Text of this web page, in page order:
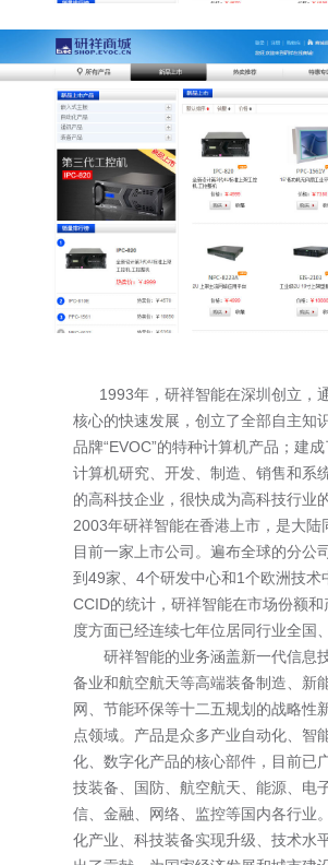
1993年，研祥智能在深圳创立，
核心的快速发展，创立了全部自主知
品牌“EVOC”的特种计算机产品；建
计算机研究、开发、制造、销售和系
的高科技企业，很快成为高科技行业
2003年研祥智能在香港上市，是大陆
目前一家上市公司。遍布全球的分公
到49家、4个研发中心和1个欧洲技术
CCID的统计，研祥智能在市场份额和
度方面已经连续七年位居同行业全国
研祥智能的业务涵盖新一代信息
备业和航空航天等高端装备制造、新
网、节能环保等十二五规划的战略性
点领域。产品是众多产业自动化、智
化、数字化产品的核心部件，目前已
技装备、国防、航空航天、能源、电
信、金融、网络、监控等国内各行业
化产业、科技装备实现升级、技术水